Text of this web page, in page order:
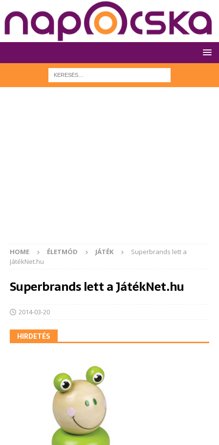
HOME ÉLETMÓD JÁTÉK
Superbrands lett a
JátékNet.hu
Superbrands lett a JátékNet.hu
2014-03-20
HIRDETÉS